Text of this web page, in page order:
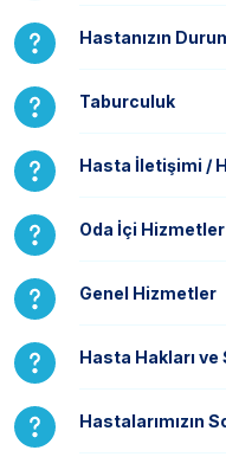
Hastanızın
Taburculuk
Hasta İletişimi /
Oda İçi Hizmetler
Genel Hizmetler
Hasta Hakları ve
Hastalarımızın